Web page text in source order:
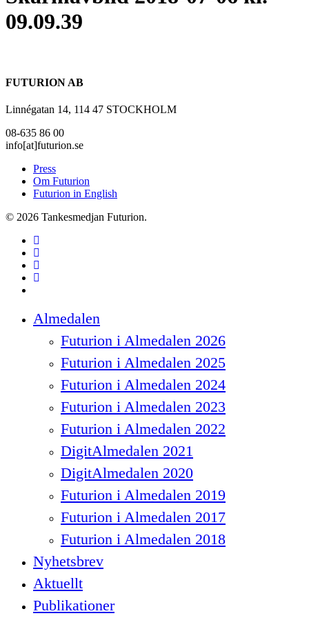
09.09.39
FUTURION AB
Linnégatan 14, 114 47 STOCKHOLM
08-635 86 00
info[at]futurion.se
Press
Om Futurion
Futurion in English
© 2026 Tankesmedjan Futurion.
twitter
facebook
linkedin
instagram
Menu
Almedalen
Futurion i Almedalen 2026
Futurion i Almedalen 2025
Futurion i Almedalen 2024
Futurion i Almedalen 2023
Futurion i Almedalen 2022
DigitAlmedalen 2021
DigitAlmedalen 2020
Futurion i Almedalen 2019
Futurion i Almedalen 2017
Futurion i Almedalen 2018
Nyhetsbrev
Aktuellt
Publikationer